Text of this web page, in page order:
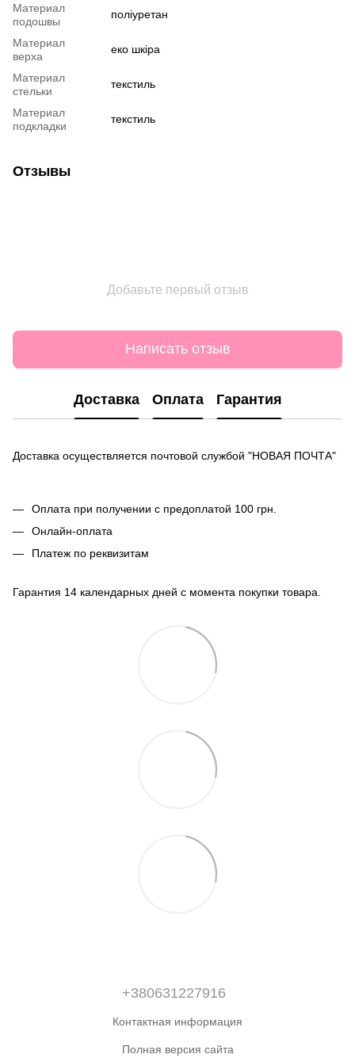
Материал
подошвы
поліуретан
Материал
верха
еко шкіра
Материал
стельки
текстиль
Материал
подкладки
текстиль
Отзывы
Добавьте первый отзыв
Написать отзыв
Доставка Оплата Гарантия
Доставка осуществляется почтовой службой "НОВАЯ ПОЧТА"
Оплата при получении с предоплатой 100 грн.
Онлайн-оплата
Платеж по реквизитам
Гарантия 14 календарных дней с момента покупки товара.
+380631227916
Контактная информация
Полная версия сайта